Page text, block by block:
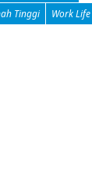
Tinggi Work Life